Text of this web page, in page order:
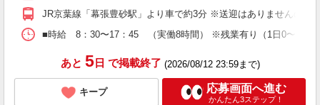
JR京葉線「幕張豊砂駅」より車で約3分 ※送迎はありませんので
■時給 8：30〜17：45 （実働8時間） ※残業有り（1日0〜2時
あと 5日 で掲載終了 (2026/08/12 23:59まで)
キープ 応募画面へ進む
かんたん3ステップ！